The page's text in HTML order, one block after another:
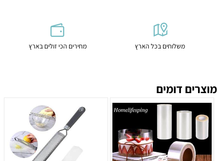
משלוחים בכל הארץ מחירים הכי זולים בארץ
מוצרים דומים